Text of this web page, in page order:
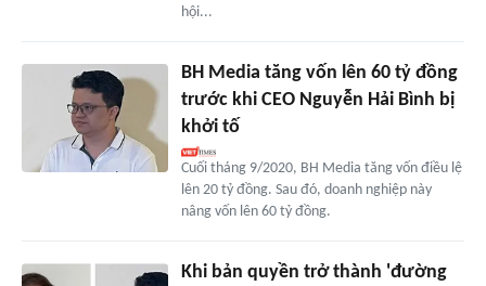
hội...
BH Media tăng vốn lên 60 tỷ đồng
trước khi CEO Nguyễn Hải Bình bị
khởi tố
Cuối tháng 9/2020, BH Media tăng vốn điều lệ
lên 20 tỷ đồng. Sau đó, doanh nghiệp này
nâng vốn lên 60 tỷ đồng.
Khi bản quyền trở thành 'đường